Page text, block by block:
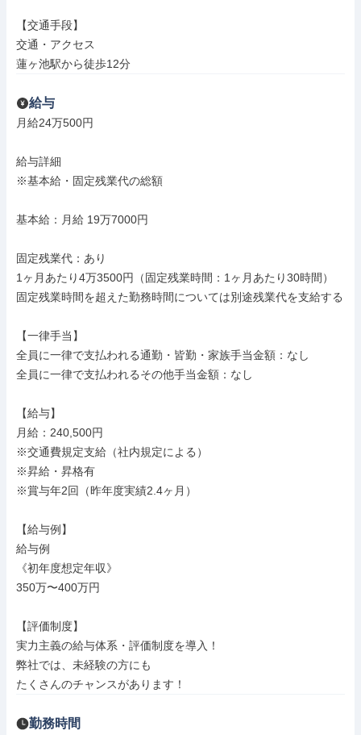
【交通手段】
交通・アクセス
蓮ヶ池駅から徒歩12分
給与
月給24万500円
給与詳細
※基本給・固定残業代の総額
基本給：月給 19万7000円
固定残業代：あり
1ヶ月あたり4万3500円（固定残業時間：1ヶ月あたり30時間）
固定残業時間を超えた勤務時間については別途残業代を支給する
【一律手当】
全員に一律で支払われる通勤・皆勤・家族手当金額：なし
全員に一律で支払われるその他手当金額：なし
【給与】
月給：240,500円
※交通費規定支給（社内規定による）
※昇給・昇格有
※賞与年2回（昨年度実績2.4ヶ月）
【給与例】
給与例
《初年度想定年収》
350万〜400万円
【評価制度】
実力主義の給与体系・評価制度を導入！
弊社では、未経験の方にも
たくさんのチャンスがあります！
勤務時間